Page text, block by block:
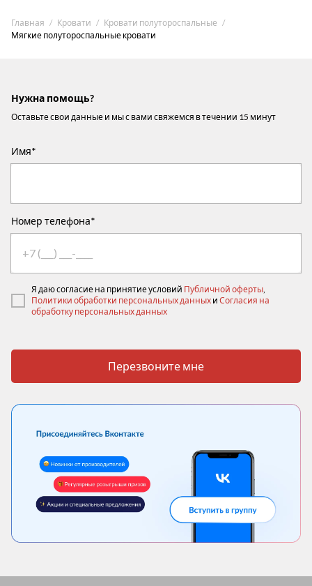
Главная Кровати
Кровати полутороспальные
Мягкие полутороспальные кровати
Нужна помощь?
Оставьте свои данные и мы с вами свяжемся в течении 15 минут
Имя*
Номер телефона*
Я даю согласие на принятие условий Публичной оферты,
Политики обработки персональных данных и Согласия на
обработку персональных данных
Перезвоните мне